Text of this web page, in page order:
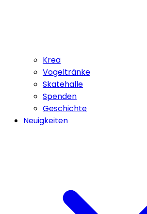
Krea
Vogeltränke
Skatehalle
Spenden
Geschichte
Neuigkeiten